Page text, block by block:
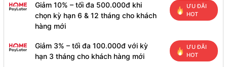
Giảm 10% – tối đa 500.000đ khi
chọn kỳ hạn 6 & 12 tháng cho khách
hàng mới
ƯU ĐÃI
HOT
Giảm 3% – tối đa 100.000đ với kỳ
hạn 3 tháng cho khách hàng mới
ƯU ĐÃI
HOT